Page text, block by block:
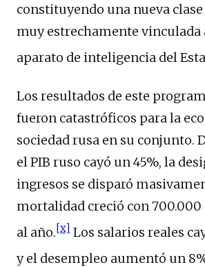
constituyendo una nueva
muy estrechamente vinculada
aparato de inteligencia del
Los resultados de este
fueron catastróficos para la
sociedad rusa en su conjunto.
el PIB ruso cayó un 45%, la
ingresos se disparó
mortalidad creció con
al año.[x] Los salarios reales
y el desempleo aumentó un